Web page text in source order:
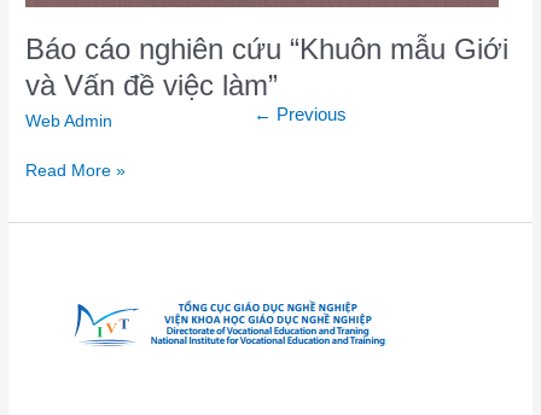
Báo cáo nghiên cứu “Khuôn mẫu Giới
và Vấn đề việc làm”
Web Admin
Read More »
← Previous